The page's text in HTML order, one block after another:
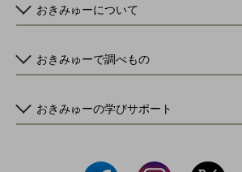
おきみゅーについて
おきみゅーで調べもの
おきみゅーの学びサポート